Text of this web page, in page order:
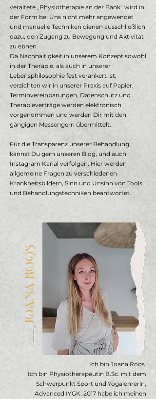
veraltete „Physiotherapie an der Bank“ wird in
der Form bei Uns nicht mehr angewendet
und manuelle Techniken dienen ausschließlich
dazu, den Zugang zu Bewegung und Aktivität
zu ebnen.
Da Nachhaltigkeit in unserem Konzept sowohl
in der Therapie, als auch in unserer
Lebensphilosophie fest verankert ist,
verzichten wir in unserer Praxis auf Papier.
Terminvereinbarungen, Datenschutz und
Therapieverträge werden elektronisch
vorgenommen und werden Dir mit den
gängigen Messengern übermittelt.
Für die Transparenz unserer Behandlung
kannst Du gern unseren Blog, und auch
Instagram Kanal verfolgen. Hier werden
allgemeine Fragen zu verschiedenen
Krankheitsbildern, Sinn und Unsinn von Tools
und Behandlungstechniken beantwortet.
JOANA ROOS
Ich bin Joana Roos.
Ich bin Physiotherapeutin B.Sc. mit dem
Schwerpunkt Sport und Yogalehrerin,
Advanced IYGK. 2017 habe ich meinen